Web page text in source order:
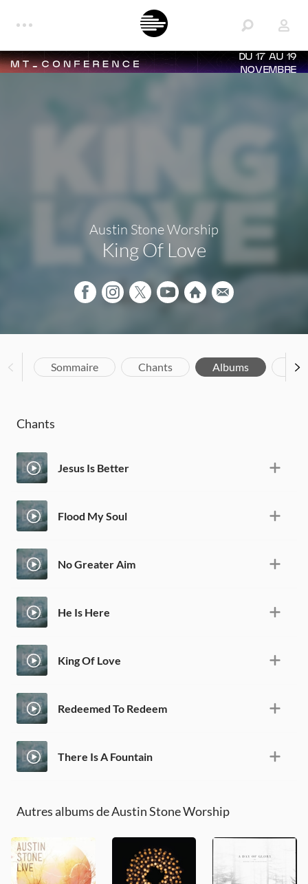
DU 17 AU 19
NOVEMBRE
Austin Stone Worship
King Of Love
Sommaire Chants Albums
Chants
Jesus Is Better
Flood My Soul
No Greater Aim
He Is Here
King Of Love
Redeemed To Redeem
There Is A Fountain
Autres albums de Austin Stone Worship